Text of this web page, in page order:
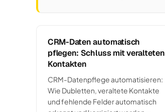
CRM-Daten automatisch
pflegen: Schluss mit veralteten
Kontakten
CRM-Datenpflege automatisieren:
Wie Dubletten, veraltete Kontakte
und fehlende Felder automatisch